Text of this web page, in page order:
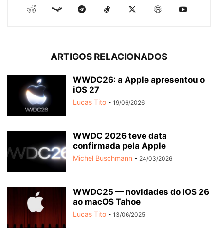
ARTIGOS RELACIONADOS
WWDC26: a Apple apresentou o
iOS 27
Lucas Tito - 19/06/2026
WWDC 2026 teve data
confirmada pela Apple
Michel Buschmann - 24/03/2026
WWDC25 — novidades do iOS 26
ao macOS Tahoe
Lucas Tito - 13/06/2025